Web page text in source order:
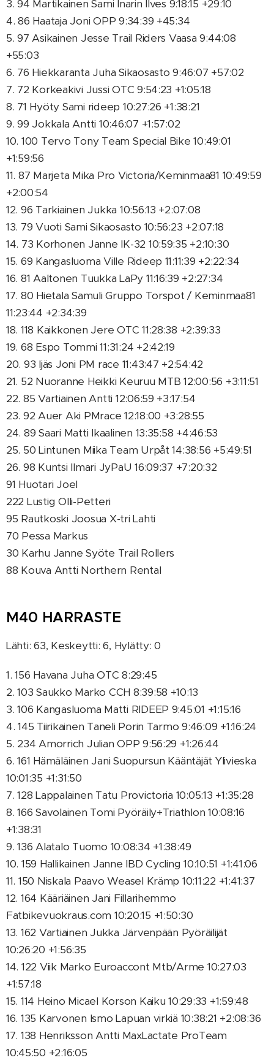
3. 94 Martikainen Sami Inarin Ilves 9:18:15 +29:10
4. 86 Haataja Joni OPP 9:34:39 +45:34
5. 97 Asikainen Jesse Trail Riders Vaasa 9:44:08
+55:03
6. 76 Hiekkaranta Juha Sikaosasto 9:46:07 +57:02
7. 72 Korkeakivi Jussi OTC 9:54:23 +1:05:18
8. 71 Hyöty Sami rideep 10:27:26 +1:38:21
9. 99 Jokkala Antti 10:46:07 +1:57:02
10. 100 Tervo Tony Team Special Bike 10:49:01
+1:59:56
11. 87 Marjeta Mika Pro Victoria/Keminmaa81 10:49:59
+2:00:54
12. 96 Tarkiainen Jukka 10:56:13 +2:07:08
13. 79 Vuoti Sami Sikaosasto 10:56:23 +2:07:18
14. 73 Korhonen Janne IK-32 10:59:35 +2:10:30
15. 69 Kangasluoma Ville Rideep 11:11:39 +2:22:34
16. 81 Aaltonen Tuukka LaPy 11:16:39 +2:27:34
17. 80 Hietala Samuli Gruppo Torspot / Keminmaa81
11:23:44 +2:34:39
18. 118 Kaikkonen Jere OTC 11:28:38 +2:39:33
19. 68 Espo Tommi 11:31:24 +2:42:19
20. 93 Ijäs Joni PM race 11:43:47 +2:54:42
21. 52 Nuoranne Heikki Keuruu MTB 12:00:56 +3:11:51
22. 85 Vartiainen Antti 12:06:59 +3:17:54
23. 92 Auer Aki PMrace 12:18:00 +3:28:55
24. 89 Saari Matti Ikaalinen 13:35:58 +4:46:53
25. 50 Lintunen Miika Team Urpåt 14:38:56 +5:49:51
26. 98 Kuntsi Ilmari JyPaU 16:09:37 +7:20:32
91 Huotari Joel
222 Lustig Olli-Petteri
95 Rautkoski Joosua X-tri Lahti
70 Pessa Markus
30 Karhu Janne Syöte Trail Rollers
88 Kouva Antti Northern Rental
M40 HARRASTE
Lähti: 63, Keskeytti: 6, Hylätty: 0
1. 156 Havana Juha OTC 8:29:45
2. 103 Saukko Marko CCH 8:39:58 +10:13
3. 106 Kangasluoma Matti RIDEEP 9:45:01 +1:15:16
4. 145 Tiirikainen Taneli Porin Tarmo 9:46:09 +1:16:24
5. 234 Amorrich Julian OPP 9:56:29 +1:26:44
6. 161 Hämäläinen Jani Suopursun Kääntäjät Ylivieska
10:01:35 +1:31:50
7. 128 Lappalainen Tatu Provictoria 10:05:13 +1:35:28
8. 166 Savolainen Tomi Pyöräily+Triathlon 10:08:16
+1:38:31
9. 136 Alatalo Tuomo 10:08:34 +1:38:49
10. 159 Hallikainen Janne IBD Cycling 10:10:51 +1:41:06
11. 150 Niskala Paavo Weasel Krämp 10:11:22 +1:41:37
12. 164 Kääriäinen Jani Fillarihemmo
Fatbikevuokraus.com 10:20:15 +1:50:30
13. 162 Vartiainen Jukka Järvenpään Pyöräilijät
10:26:20 +1:56:35
14. 122 Viik Marko Euroaccont Mtb/Arme 10:27:03
+1:57:18
15. 114 Heino Micael Korson Kaiku 10:29:33 +1:59:48
16. 135 Karvonen Ismo Lapuan virkiä 10:38:21 +2:08:36
17. 138 Henriksson Antti MaxLactate ProTeam
10:45:50 +2:16:05